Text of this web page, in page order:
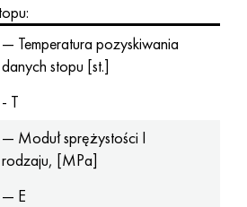
— Temperatura pozyskiwania
danych stopu [st.]
- T
— Moduł sprężystości I
rodzaju, [MPa]
— E